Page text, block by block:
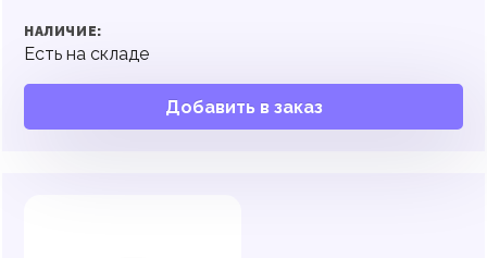
НАЛИЧИЕ:
Есть на складе
Добавить в заказ